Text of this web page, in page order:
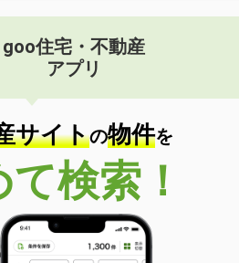
goo住宅・不動産
アプリ
サイトの物件を
検索！